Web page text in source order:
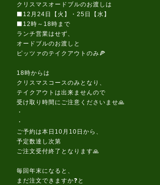
クリスマスオードブルのお渡しは
⬛12月24日【火】・25日【水】
⬛12時～18時まで
ランチ営業はせず、
オードブルのお渡しと
ピッツァのテイクアウトのみ🍕
18時からは
クリスマスコースのみとなり、
テイクアウトは出来ませんので
受け取り時間にご注意くださいませ🙏
・
・
ご予約は本日10月10日から、
予定数達し次第
ご注文受付終了となります🙏
毎回年末になると、
まだ注文できますか❓️と